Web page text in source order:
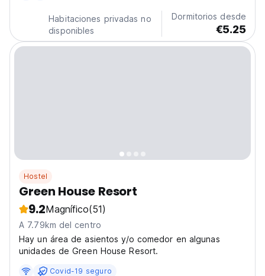
Habitaciones privadas no
disponibles
Dormitorios desde
€5.25
Hostel
Green House Resort
9.2Magnífico(51)
A 7.79km del centro
Hay un área de asientos y/o comedor en algunas
unidades de Green House Resort.
Covid-19 seguro